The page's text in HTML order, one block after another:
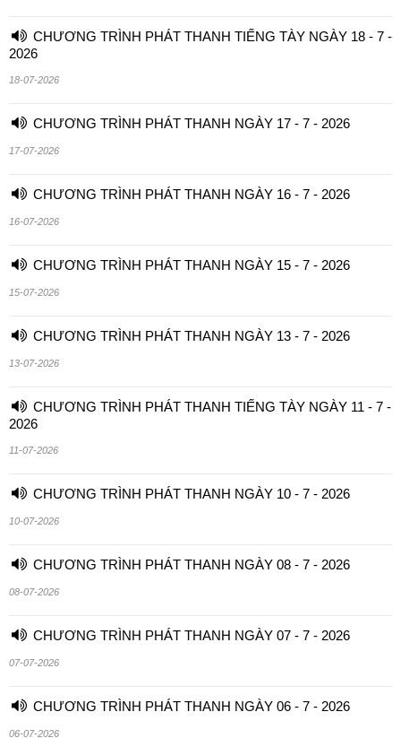
CHƯƠNG TRÌNH PHÁT THANH TIẾNG TÀY NGÀY 18 - 7 -
2026
18-07-2026
CHƯƠNG TRÌNH PHÁT THANH NGÀY 17 - 7 - 2026
17-07-2026
CHƯƠNG TRÌNH PHÁT THANH NGÀY 16 - 7 - 2026
16-07-2026
CHƯƠNG TRÌNH PHÁT THANH NGÀY 15 - 7 - 2026
15-07-2026
CHƯƠNG TRÌNH PHÁT THANH NGÀY 13 - 7 - 2026
13-07-2026
CHƯƠNG TRÌNH PHÁT THANH TIẾNG TÀY NGÀY 11 - 7 -
2026
11-07-2026
CHƯƠNG TRÌNH PHÁT THANH NGÀY 10 - 7 - 2026
10-07-2026
CHƯƠNG TRÌNH PHÁT THANH NGÀY 08 - 7 - 2026
08-07-2026
CHƯƠNG TRÌNH PHÁT THANH NGÀY 07 - 7 - 2026
07-07-2026
CHƯƠNG TRÌNH PHÁT THANH NGÀY 06 - 7 - 2026
06-07-2026